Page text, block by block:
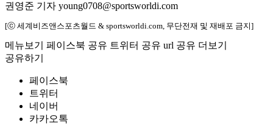
권영준 기자 young0708@sportsworldi.com
[ⓒ 세계비즈앤스포츠월드 & sportsworldi.com, 무단전재 및 재배포 금지]
메뉴보기 페이스북 공유 트위터 공유 url 공유 더보기
공유하기
페이스북
트위터
네이버
카카오톡